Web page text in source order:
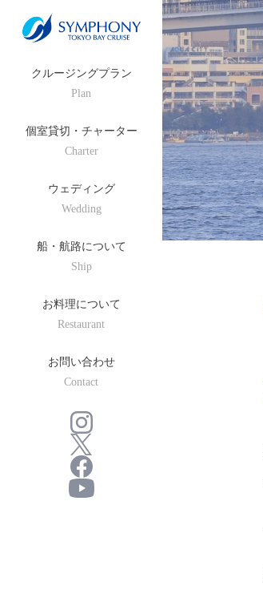
クルージングプラン
Plan
個室貸切・チャーター
Charter
ウェディング
Wedding
船・航路について
Ship
お料理について
Restaurant
お問い合わせ
Contact